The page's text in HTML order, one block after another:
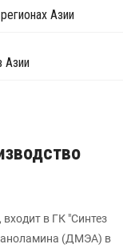
Азии
Азии
в ГК "Синтез
(ДМЭА) в